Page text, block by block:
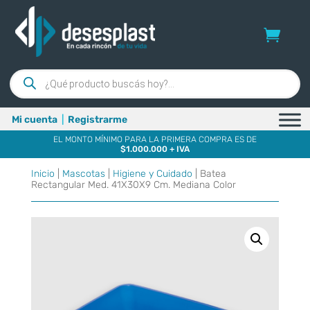
Búsqueda
de
productos
Mi cuenta Registrarme
EL MONTO MÍNIMO PARA LA PRIMERA COMPRA ES DE
$1.000.000 + IVA
Inicio Mascotas| Higiene y Cuidado | Batea
Rectangular Med. 41X30X9 Cm. Mediana Color